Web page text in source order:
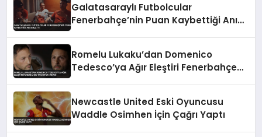
Galatasaraylı Futbolcular
Fenerbahçe’nin Puan Kaybettiği Anı
Romelu Lukaku’dan Domenico
Tedesco’ya Ağır Eleştiri Fenerbahçe
Newcastle United Eski Oyuncusu
Waddle Osimhen İçin Çağrı Yaptı